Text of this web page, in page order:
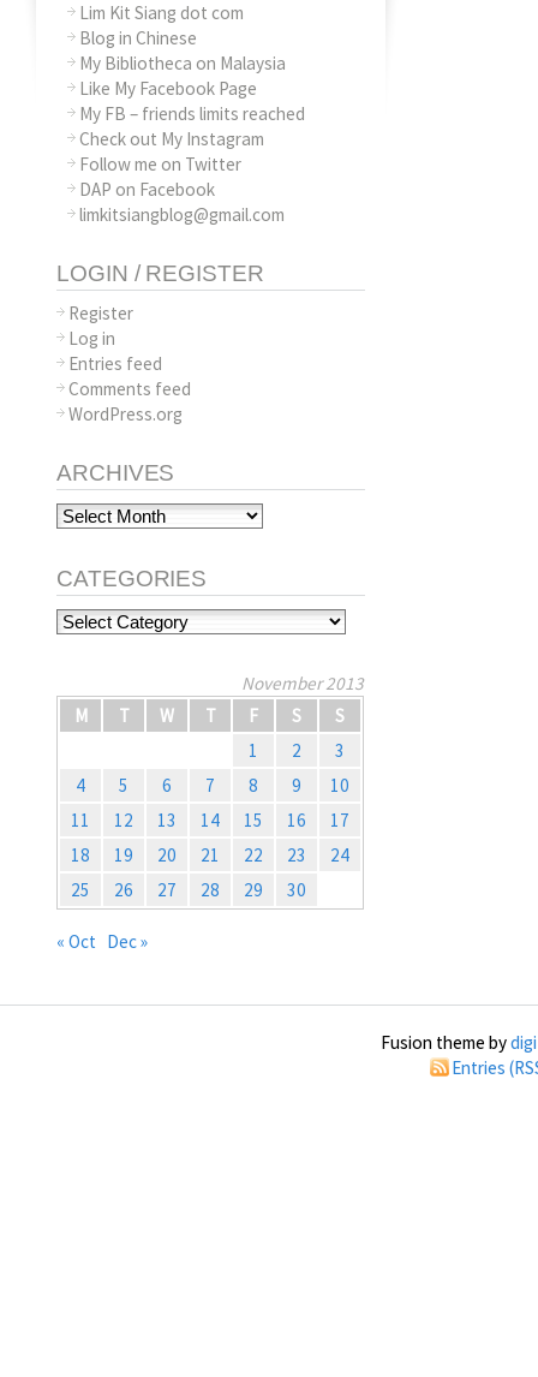
Lim Kit Siang dot com
Blog in Chinese
My Bibliotheca on Malaysia
Like My Facebook Page
My FB – friends limits reached
Check out My Instagram
Follow me on Twitter
DAP on Facebook
limkitsiangblog@gmail.com
LOGIN / REGISTER
Register
Log in
Entries feed
Comments feed
WordPress.org
ARCHIVES
Archives
CATEGORIES
Categories
November 2013
M
T W T F S
S
1
2
3
4
5 6 7 8 9
10
11
12 13 14 15 16
17
18
19 20 21 22 23
24
25
26 27 28 29 30
« Oct Dec »
Fusion theme by
Entries